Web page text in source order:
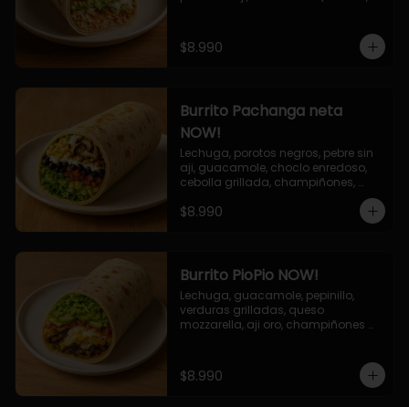
$8.990
Burrito Pachanga neta
NOW!
Lechuga, porotos negros, pebre sin
aji, guacamole, choclo enredoso,
cebolla grillada, champiñones,
$8.990
Burrito PioPio NOW!
Lechuga, guacamole, pepinillo,
verduras grilladas, queso
mozzarella, aji oro, champiñones
$8.990